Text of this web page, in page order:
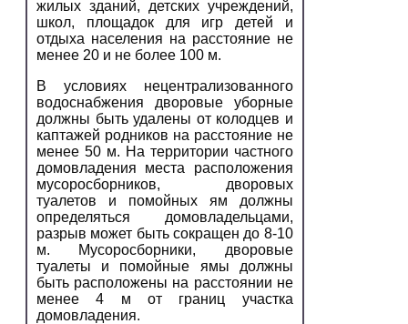
жилых зданий, детских учреждений,
школ, площадок для игр детей и
отдыха населения на расстояние не
менее 20 и не более 100 м.
В условиях нецентрализованного
водоснабжения дворовые уборные
должны быть удалены от колодцев и
каптажей родников на расстояние не
менее 50 м. На территории частного
домовладения места расположения
мусоросборников, дворовых
туалетов и помойных ям должны
определяться домовладельцами,
разрыв может быть сокращен до 8-10
м. Мусоросборники, дворовые
туалеты и помойные ямы должны
быть расположены на расстоянии не
менее 4 м от границ участка
домовладения.